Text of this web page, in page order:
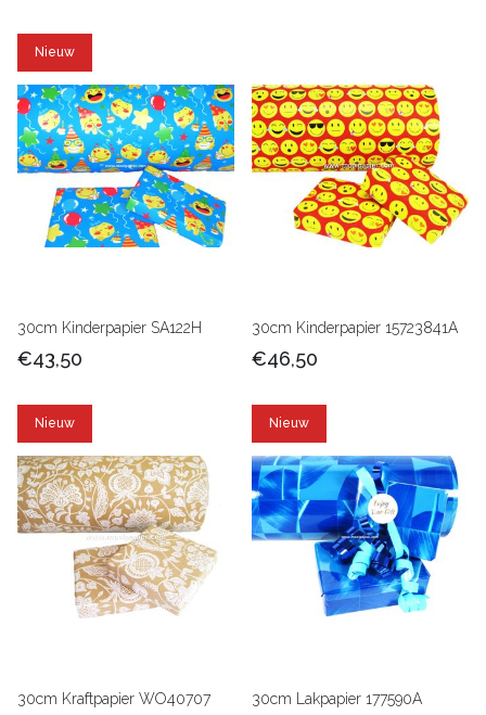
Nieuw
30cm Kinderpapier SA122H
€43,50
30cm Kinderpapier 15723841A
€46,50
Nieuw
30cm Kraftpapier WO40707
Nieuw
30cm Lakpapier 177590A